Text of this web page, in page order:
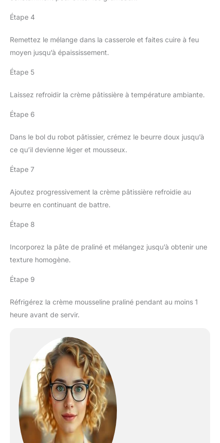
Étape 4
Remettez le mélange dans la casserole et faites cuire à feu
moyen jusqu’à épaississement.
Étape 5
Laissez refroidir la crème pâtissière à température ambiante.
Étape 6
Dans le bol du robot pâtissier, crémez le beurre doux jusqu’à
ce qu’il devienne léger et mousseux.
Étape 7
Ajoutez progressivement la crème pâtissière refroidie au
beurre en continuant de battre.
Étape 8
Incorporez la pâte de praliné et mélangez jusqu’à obtenir une
texture homogène.
Étape 9
Réfrigérez la crème mousseline praliné pendant au moins 1
heure avant de servir.